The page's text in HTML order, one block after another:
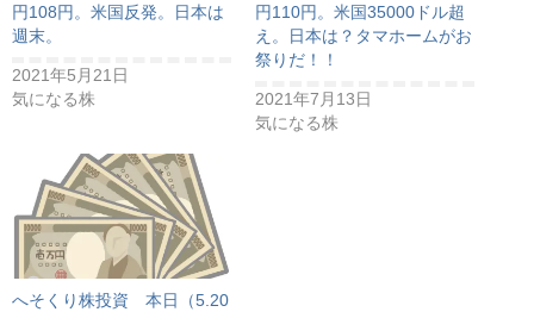
円108円。米国反発。日本は
週末。
2021年5月21日
気になる株
円110円。米国35000ドル超
え。日本は？タマホームがお
祭りだ！！
2021年7月13日
気になる株
へそくり株投資 本日（5.20